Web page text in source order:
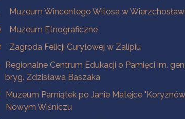
Muzeum Wincentego Witosa w
Muzeum Etnograficzne
Zagroda Felicji Curyłowej w Zalipiu
Regionalne Centrum Edukacji o Pamięci im. gen.
bryg. Zdzisława Baszaka
Muzeum Pamiątek po Janie Matejce
Nowym Wiśniczu